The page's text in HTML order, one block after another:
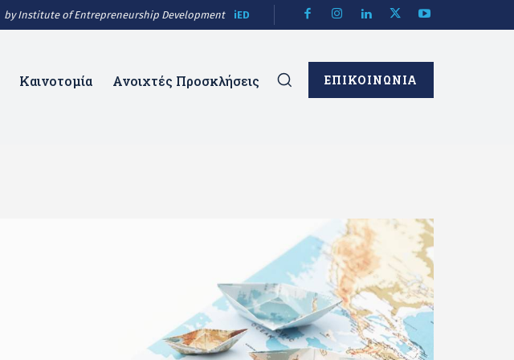
by Institute of Entrepreneurship Development iED
Καινοτομία Ανοιχτές Προσκλήσεις ΕΠΙΚΟΙΝΩΝΙΑ